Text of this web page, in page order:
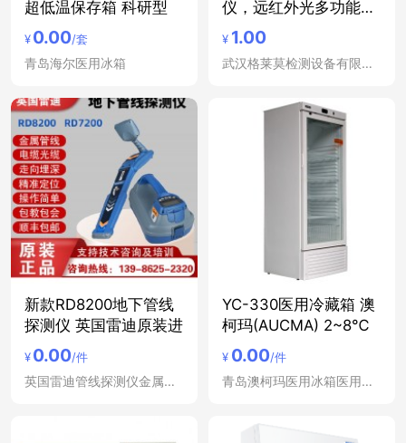
超低温保存箱 科研型
¥0.00/套
青岛海尔医用冰箱
仪，远红外光多功能治
疗仪
¥ 1.00
武汉格莱莫检测设备有限公司
新款RD8200地下管线
探测仪 英国雷迪原装进
¥0.00/件
英国雷迪管线探测仪金属管道定位仪
YC-330医用冷藏箱 澳
柯玛(AUCMA) 2~8℃
¥ 0.00/件
青岛澳柯玛医用冰箱医用冷藏箱低温冰箱冷藏柜立式冷冻